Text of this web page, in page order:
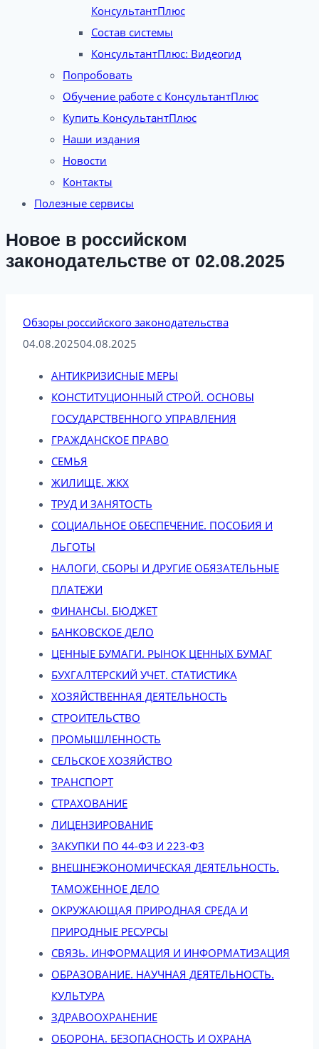
КонсультантПлюс
Состав системы
КонсультантПлюс: Видеогид
Попробовать
Обучение работе с КонсультантПлюс
Купить КонсультантПлюс
Наши издания
Новости
Контакты
Полезные сервисы
Новое в российском
законодательстве от 02.08.2025
Обзоры российского законодательства
04.08.202504.08.2025
АНТИКРИЗИСНЫЕ МЕРЫ
КОНСТИТУЦИОННЫЙ СТРОЙ. ОСНОВЫ
ГОСУДАРСТВЕННОГО УПРАВЛЕНИЯ
ГРАЖДАНСКОЕ ПРАВО
СЕМЬЯ
ЖИЛИЩЕ. ЖКХ
ТРУД И ЗАНЯТОСТЬ
СОЦИАЛЬНОЕ ОБЕСПЕЧЕНИЕ. ПОСОБИЯ И
ЛЬГОТЫ
НАЛОГИ, СБОРЫ И ДРУГИЕ ОБЯЗАТЕЛЬНЫЕ
ПЛАТЕЖИ
ФИНАНСЫ. БЮДЖЕТ
БАНКОВСКОЕ ДЕЛО
ЦЕННЫЕ БУМАГИ. РЫНОК ЦЕННЫХ БУМАГ
БУХГАЛТЕРСКИЙ УЧЕТ. СТАТИСТИКА
ХОЗЯЙСТВЕННАЯ ДЕЯТЕЛЬНОСТЬ
СТРОИТЕЛЬСТВО
ПРОМЫШЛЕННОСТЬ
СЕЛЬСКОЕ ХОЗЯЙСТВО
ТРАНСПОРТ
СТРАХОВАНИЕ
ЛИЦЕНЗИРОВАНИЕ
ЗАКУПКИ ПО 44-ФЗ И 223-ФЗ
ВНЕШНЕЭКОНОМИЧЕСКАЯ ДЕЯТЕЛЬНОСТЬ.
ТАМОЖЕННОЕ ДЕЛО
ОКРУЖАЮЩАЯ ПРИРОДНАЯ СРЕДА И
ПРИРОДНЫЕ РЕСУРСЫ
СВЯЗЬ. ИНФОРМАЦИЯ И ИНФОРМАТИЗАЦИЯ
ОБРАЗОВАНИЕ. НАУЧНАЯ ДЕЯТЕЛЬНОСТЬ.
КУЛЬТУРА
ЗДРАВООХРАНЕНИЕ
ОБОРОНА. БЕЗОПАСНОСТЬ И ОХРАНА